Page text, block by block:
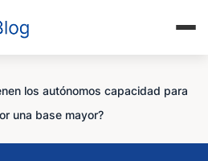
los autónomos capacidad para
una base mayor?